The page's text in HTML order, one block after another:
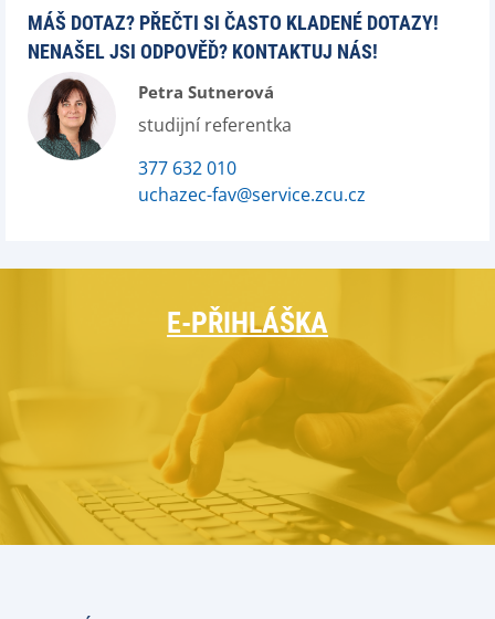
MÁŠ DOTAZ? PŘEČTI SI ČASTO KLADENÉ DOTAZY!
NENAŠEL JSI ODPOVĚĎ? KONTAKTUJ NÁS!
Petra Sutnerová
studijní referentka
377 632 010
uchazec-fav@service.zcu.cz
E-PŘIHLÁŠKA